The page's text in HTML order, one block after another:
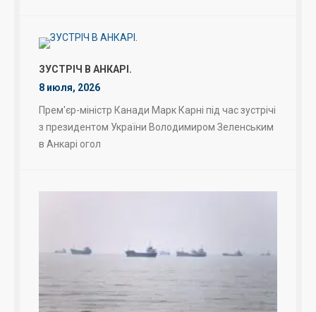
ЗУСТРІЧ В АНКАРІ.
8 июля, 2026
Прем'єр-міністр Канади Марк Карні під час зустрічі
з президентом України Володимиром Зеленським
в Анкарі огол